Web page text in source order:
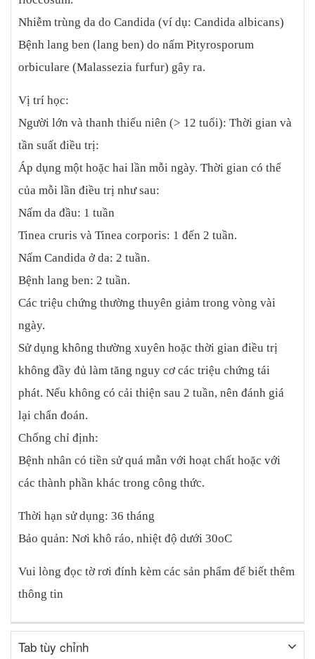
Nhiễm trùng da do Candida (ví dụ: Candida albicans)
Bệnh lang ben (lang ben) do nấm Pityrosporum
orbiculare (Malassezia furfur) gây ra.
Vị trí học:
Người lớn và thanh thiếu niên (> 12 tuổi): Thời gian và
tần suất điều trị:
Áp dụng một hoặc hai lần mỗi ngày. Thời gian có thể
của mỗi lần điều trị như sau:
Nấm da đầu: 1 tuần
Tinea cruris và Tinea corporis: 1 đến 2 tuần.
Nấm Candida ở da: 2 tuần.
Bệnh lang ben: 2 tuần.
Các triệu chứng thường thuyên giảm trong vòng vài
ngày.
Sử dụng không thường xuyên hoặc thời gian điều trị
không đầy đủ làm tăng nguy cơ các triệu chứng tái
phát. Nếu không có cải thiện sau 2 tuần, nên đánh giá
lại chẩn đoán.
Chống chỉ định:
Bệnh nhân có tiền sử quá mẫn với hoạt chất hoặc với
các thành phần khác trong công thức.
Thời hạn sử dụng: 36 tháng
Bảo quản: Nơi khô ráo, nhiệt độ dưới 30oC
Vui lòng đọc tờ rơi đính kèm các sản phẩm để biết thêm
thông tin
Tab tùy chỉnh